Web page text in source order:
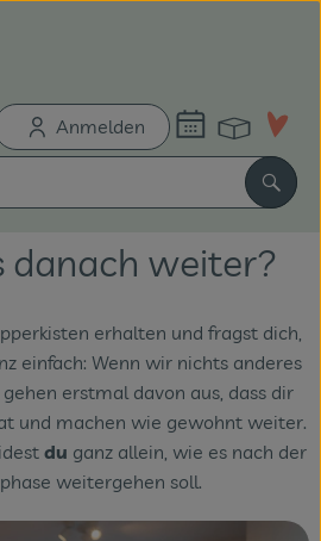
Anmelden
öffnen oder
danach weiter?
erhalten und fragst dich,
einfach: Wenn wir nichts anderes
erstmal davon aus, dass dir
und machen wie gewohnt weiter.
du ganz allein, wie es nach der
weitergehen soll.